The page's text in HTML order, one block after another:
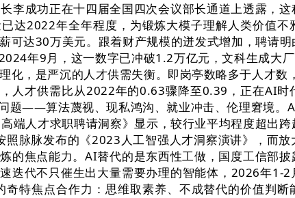
成功正在十四届全国四次会议部长通道上透露，这
达2022年全年程度，为锻炼大模子理解人类价值不
达30万美元。跟着财产规模的迸发式增加，聘请明
年9月，这一数字已冲破1.2万亿元，文科生成大
，是严沉的人才供需失衡。即岗亭数略多于人才数
人才供需比从2022年的0.63骤降至0.39，正在AI时
题——算法蔑视、现私鸿沟、就业冲击、伦理窘境。
人才求职聘请洞察》显示，较行业平均程度超出跨
脉脉发布的《2023人工智强人才洞察演讲》，而
焦点能力。AI替代的是东西性工做，国度工信部披
代不只催生出大量需要办理的智能体，2026年1-2
特焦点合作力：思维取素养、不成替代的价值判断